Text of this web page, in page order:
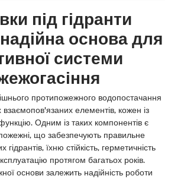
під гідранти
основа для
системи
протипожежного водопостачання
взаємопов'язаних елементів, кожен із
Одним із таких компонентів є
пожежні, що забезпечують правильне
їхню стійкість, герметичність
протягом багатьох років.
основи залежить надійність роботи